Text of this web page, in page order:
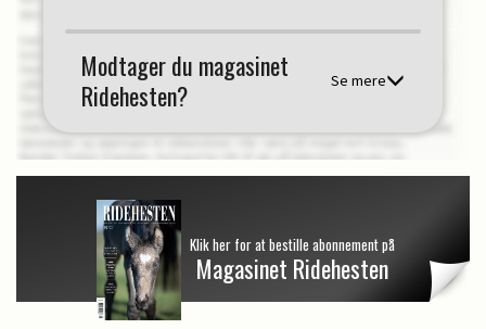
Modtager du magasinet
Ridehesten?
Se mere
Klik her for at bestille abonnement på
Magasinet Ridehesten